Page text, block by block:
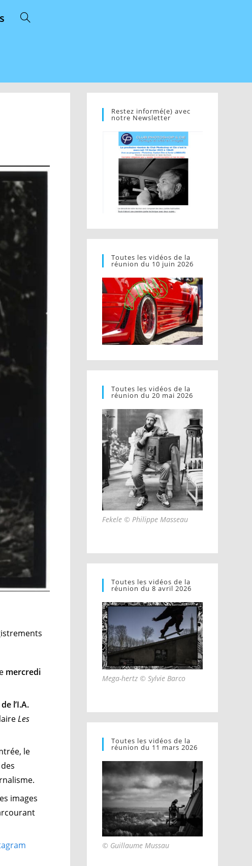
mercredi
l’I.A.
Les
le
images
Restez informé(e) avec
notre Newsletter
Toutes les vidéos de la
réunion du 10 juin 2026
Toutes les vidéos de la
réunion du 20 mai 2026
Fekele © Philippe Masseau
Toutes les vidéos de la
réunion du 8 avril 2026
Mega-hertz © Sylvie Barco
Toutes les vidéos de la
réunion du 11 mars 2026
© Guillaume Mussau